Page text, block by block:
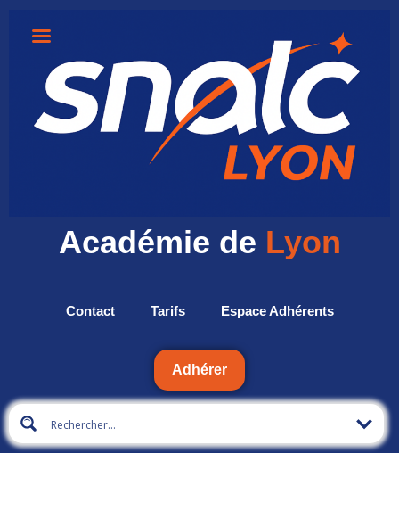
Académie de Lyon
Contact Tarifs Espace Adhérents
Adhérer